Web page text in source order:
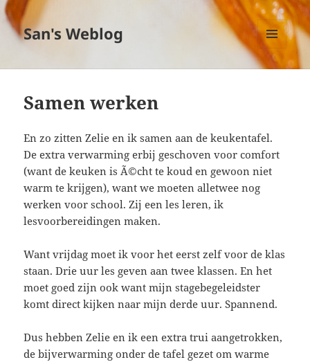
San's Weblog
MENU
EN
Samen werken
En zo zitten Zelie en ik samen aan de keukentafel.
De extra verwarming erbij geschoven voor comfort
(want de keuken is Ã©cht te koud en gewoon niet
warm te krijgen), want we moeten alletwee nog
werken voor school. Zij een les leren, ik
lesvoorbereidingen maken.
Want vrijdag moet ik voor het eerst zelf voor de klas
staan. Drie uur les geven aan twee klassen. En het
moet goed zijn ook want mijn stagebegeleidster
komt direct kijken naar mijn derde uur. Spannend.
Dus hebben Zelie en ik een extra trui aangetrokken,
de bijverwarming onder de tafel gezet om warme